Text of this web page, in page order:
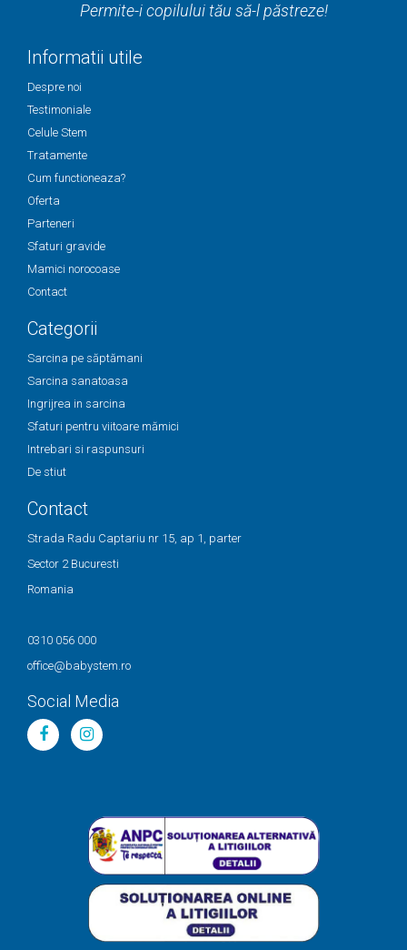
Permite-i copilului tău să-l păstreze!
Informatii utile
Despre noi
Testimoniale
Celule Stem
Tratamente
Cum functioneaza?
Oferta
Parteneri
Sfaturi gravide
Mamici norocoase
Contact
Categorii
Sarcina pe săptămani
Sarcina sanatoasa
Ingrijrea in sarcina
Sfaturi pentru viitoare mămici
Intrebari si raspunsuri
De stiut
Contact
Strada Radu Captariu nr 15, ap 1, parter
Sector 2 Bucuresti
Romania
0310 056 000
office@babystem.ro
Social Media